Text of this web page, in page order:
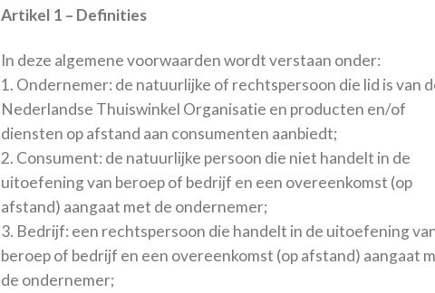
Artikel 1 – Definities
In deze algemene voorwaarden wordt verstaan onder:
1. Ondernemer: de natuurlijke of rechtspersoon die lid is van
Nederlandse Thuiswinkel Organisatie en producten en/of
diensten op afstand aan consumenten aanbiedt;
2. Consument: de natuurlijke persoon die niet handelt in de
uitoefening van beroep of bedrijf en een overeenkomst (op
afstand) aangaat met de ondernemer;
3. Bedrijf: een rechtspersoon die handelt in de uitoefening
beroep of bedrijf en een overeenkomst (op afstand) aangaat
de ondernemer;